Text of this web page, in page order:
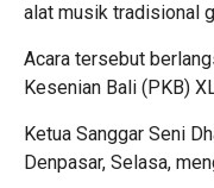
alat musik tradisional
Acara tersebut
Kesenian Bali (PKB)
Ketua Sanggar Seni
Denpasar, Selasa,